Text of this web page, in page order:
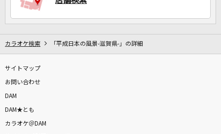
DAMに会員登録・ログインして
カラオケをもっと楽しもう！
カラオケ検索 「平成日本の風景-滋賀県-」の詳細
サイトマップ
お問い合わせ
DAM
DAM★とも
カラオケ＠DAM